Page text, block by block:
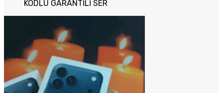
KODLU GARANTİLİ SER